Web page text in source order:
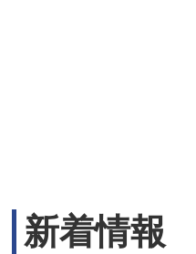
新着情報